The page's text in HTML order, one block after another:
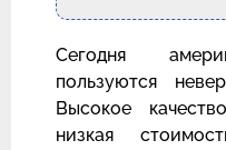
Сегодня
пользуются
Высокое
низкая